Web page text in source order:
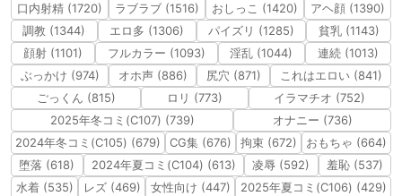
口内射精 (1720)
ラブラブ (1516) おしっこ (1420)
アヘ顔 (1390)
調教 (1344)
エロ多 (1306) パイズリ (1285)
貧乳 (1143)
顔射 (1101)
フルカラー (1093) 淫乱 (1044)
連続 (1013)
ぶっかけ (974)
オホ声 (886) 尻穴 (871)
これはエロい (841)
ごっくん (815)
ロリ (773)
イラマチオ (752)
2025年冬コミ(C107) (739)
オナニー (736)
2024年冬コミ(C105) (679)
CG集 (676) 拘束 (672)
おもちゃ (664)
堕落 (618)
2024年夏コミ(C104) (613) 凌辱 (592)
羞恥 (537)
水着 (535)
レズ (469) 女性向け (447)
2025年夏コミ(C106) (429)